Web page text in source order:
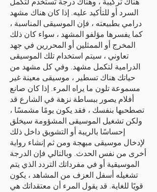
هناك تركيبة ، وهناك درجة تُستخدم لتكمل
السرد أو للتأكيد عليه. إذا كان هناك مشهد
درامي بطبيعته ، فإن الموسيقى المناسبة ،
كما يفسرها مؤلفو المشهد ، سواء كان ذلك
المخرج أو الممثلين أو المحررين في جهد
تعاوني ، سيتم استخدام تلك الموسيقى
الدرامية لتكمل مشهد. وفي كل مشهد من
حياتك هناك تسطير ، موسيقى معينة غير
مسموعة تلون ما يراه المرء. إذا كان صانع
أفلام يصور ببساطة نزهة في الشارع قد
تصطحبها بنفسك ، فقد يكون يومًا مشمسًا ،
ولكن تشغيل الموسيقى المشؤومة سيخلق
إحساسًا بالريبة أو التشويق داخل ذلك
لإدخال موسيقى مبهجة ومن ثم إنشاء رواية
أخرى من نفس الحدث. وبالتالي فإن الدرجة
الموسيقية أو في مفرداتك التردد الذي يتم
تشغيله أسفل العزف من المشاهد ، يكون
قويًا للغاية. قد يقول المرء أن معتقداتك هي